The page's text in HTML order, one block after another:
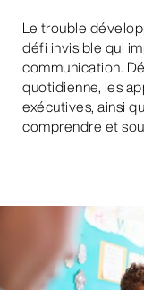
Le trouble
défi invisible qui
communication.
quotidienne, les
exécutives, ainsi
comprendre et